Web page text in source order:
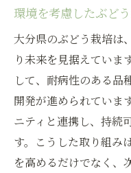
環境を考慮したぶど
大分県のぶどう栽培は
り未来を見据えていま
して、耐病性のある品
開発が進められていま
ニティと連携し、持続
す。こうした取り組み
を高めるだけでなく、